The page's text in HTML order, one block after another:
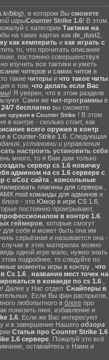
blog), в котором Вы сможете
игрыCounter Strike 1.6! В этом
с категории Тактики на
на таких картах как de_dust2,
как кемперитьи как играть с
то, что прочитать описание
, постоянно совершенствуя
изучить все тактики и уметь
читеров и самих читов в
такие читеры и что такое читы
о том, что делать если Вас
! Я уверен, что в этом разделе
Сами же чит-программыв
7 бесплатновы сможете
оружия в Counter Strike ! В этом
в контре - сколько стоит, как
всего оружия в контр
в Counter-Strike 1.6 . Следующая
установки и управления
настроить установить себя
много, то я Вам дам только
создать сервер cs 1.6 новичку
админом на cs 1.6 сервере с
с uCoz сайта, консольные
плагины для сервера
AMX mod команды для админови
- это Юмор в игре CS 1.6
постоянно проигрывают,
профессионалом в контре 1.6
геймеров , которые смогут
для себя и может быть она им
серьёзная и называется она -
в этих материлах можно
одной игре мало, нужно знать
подробнее, то следуйте по
моменты игры в контру, что
Cs 1.6
названия мест точек на
в команде по cs 1.6,
Далее у Нас отдел Снайперы в
Если Вы фан распрыгов,
любопытного в блогепро
понизить пинг, избавление и
1.6 . Если же Вас интересуют
и в завершение Нашего обзора
Статьи про Counter Strike 1.6
1.6 сервере. Пожалуй это всё
оставайтесь с Нами и